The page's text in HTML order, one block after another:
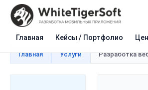
Главная Кейсы / Портфолио
Главная Услуги